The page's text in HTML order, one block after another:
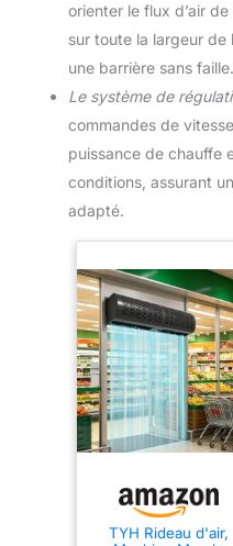
orienter le flux d’air
sur toute la largeur de
une barrière sans faille.
Le système de
commandes de
puissance de chauffe
conditions, assurant
adapté.
TYH Rideau d'air,